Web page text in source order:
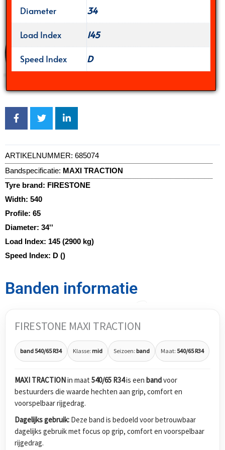
Diameter
34
Load Index
145
Speed Index
D
ARTIKELNUMMER: 685074
Bandspecificatie: MAXI TRACTION
Tyre brand: FIRESTONE
Width: 540
Profile: 65
Diameter: 34''
Load Index: 145 (2900 kg)
Speed Index: D ()
Banden informatie
FIRESTONE MAXI TRACTION
band 540/65 R34 Klasse: mid Seizoen: band Maat: 540/65 R34
MAXI TRACTIONin maat 540/65 R34is een bandvoor
bestuurders die waarde hechten aan grip, comfort en
voorspelbaar rijgedrag.
Dagelijks gebruik: Deze band is bedoeld voor betrouwbaar
dagelijks gebruik met focus op grip, comfort en voorspelbaar
rijgedrag.